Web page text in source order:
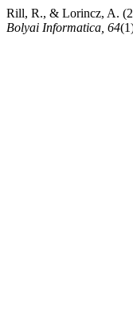
Rill, R., & Lorincz, A.
Bolyai Informatica, 64